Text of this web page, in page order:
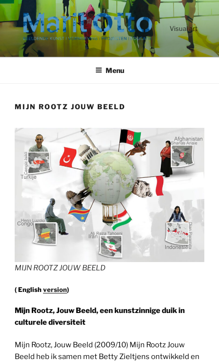
Ga
naar
de
Visual art
Menu
MIJN ROOTZ JOUW BEELD
MIJN ROOTZ JOUW BEELD
( Englishversion)
Mijn Rootz, Jouw Beeld, een kunstzinnige duik in
culturele diversiteit
Mijn Rootz, Jouw Beeld (2009/10) Mijn Rootz Jouw
Beeld heb ik samen met Betty Zieltjens ontwikkeld en